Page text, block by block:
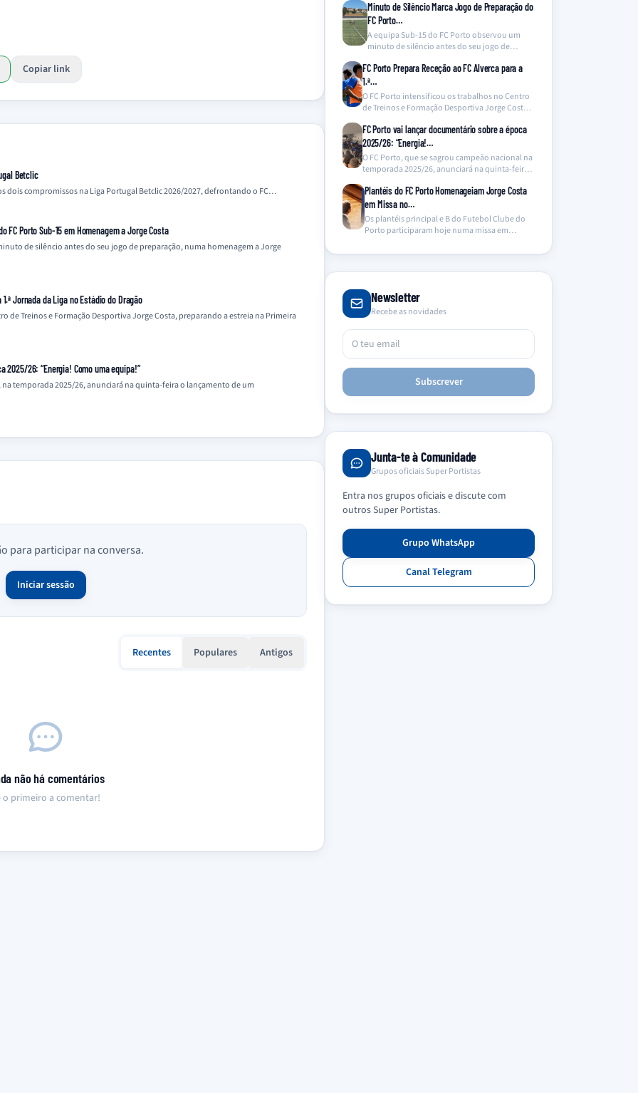
Copiar link
Betclic
dois compromissos na Liga Portugal Betclic 2026/2027, defrontando o FC…
FC Porto Sub-15 em Homenagem a Jorge Costa
de silêncio antes do seu jogo de preparação, numa homenagem a Jorge
Jornada da Liga no Estádio do Dragão
de Treinos e Formação Desportiva Jorge Costa, preparando a estreia na Primeira
2025/26: “Energia! Como uma equipa!”
na temporada 2025/26, anunciará na quinta-feira o lançamento de um
para participar na conversa.
Iniciar sessão
Recentes Populares Antigos
não há comentários
o primeiro a comentar!
Minuto de Silêncio Marca Jogo de Preparação do
FC Porto…
A equipa Sub-15 do FC Porto observou um
minuto de silêncio antes do seu jogo de…
FC Porto Prepara Receção ao FC Alverca para a
1.ª…
O FC Porto intensificou os trabalhos no Centro
de Treinos e Formação Desportiva Jorge Costa,
FC Porto vai lançar documentário sobre a época
2025/26: “Energia!…
O FC Porto, que se sagrou campeão nacional na
temporada 2025/26, anunciará na quinta-feira o
Plantéis do FC Porto Homenageiam Jorge Costa
em Missa no…
Os plantéis principal e B do Futebol Clube do
Porto participaram hoje numa missa em
Newsletter
Recebe as novidades
Subscrever
Junta-te à Comunidade
Grupos oficiais Super Portistas
Entra nos grupos oficiais e discute com
outros Super Portistas.
Grupo WhatsApp
Canal Telegram